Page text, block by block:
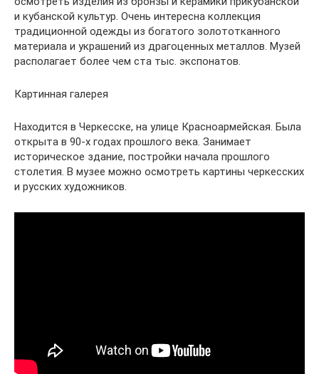
и кубанской культур. Очень интересна коллекция
традиционной одежды из богатого золототканного
материала и украшений из драгоценных металлов. Музей
располагает более чем ста тыс. экспонатов.
Картинная галерея
Находится в Черкесске, на улице Красноармейская. Была
открыта в 90-х годах прошлого века. Занимает
историческое здание, постройки начала прошлого
столетия. В музее можно осмотреть картины черкесских
и русских художников.